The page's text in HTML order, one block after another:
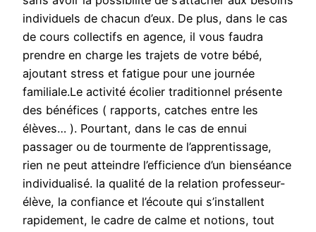
individuels de chacun d’eux. De plus, dans le cas
de cours collectifs en agence, il vous faudra
prendre en charge les trajets de votre bébé,
ajoutant stress et fatigue pour une journée
familiale.Le activité écolier traditionnel présente
des bénéfices ( rapports, catches entre les
élèves… ). Pourtant, dans le cas de ennui
passager ou de tourmente de l’apprentissage,
rien ne peut atteindre l’efficience d’un bienséance
individualisé. la qualité de la relation professeur-
élève, la confiance et l’écoute qui s’installent
rapidement, le cadre de calme et notions, tout